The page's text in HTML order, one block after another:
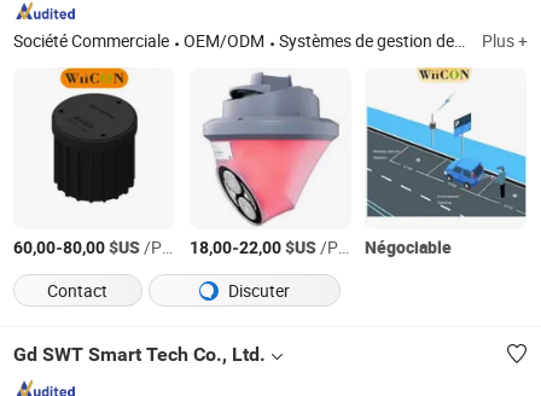
Société Commerciale OEM/ODM Systèmes de gestion de stationnement, équipements de stationnement, distributeurs de tickets de stationnement, caméras ANPR, parcmètres, machines de paiement et d'affichage, barrières, stations de paiement de stationnement, caméras LPR, systèmes de stationnement sur rue Plus +
60,00-80,00$US/Pièce 18,00-22,00$US/Pièce
Négociable
Contact
Discuter
Gd SWT Smart Tech Co., Ltd.